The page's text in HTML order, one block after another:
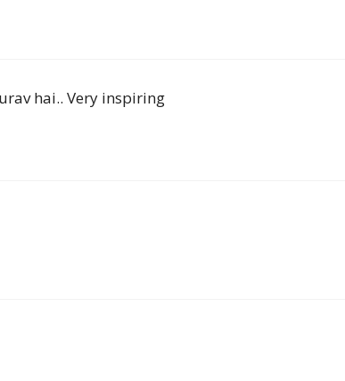
hai.. Very inspiring